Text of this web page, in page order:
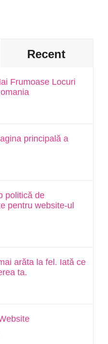
Recent
Frumoase Locuri
principală a
politică de
pentru website-ul
arăta la fel. Iată ce
ta.